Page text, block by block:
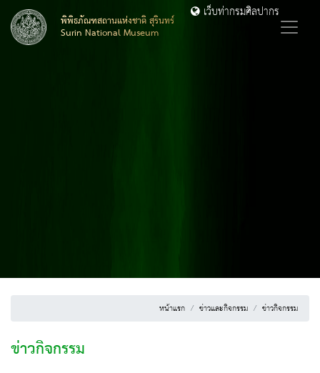
พิพิธภัณฑสถานแห่งชาติ สุรินทร์
Surin National Museum
เว็บท่ากรมศิลปากร
หน้าแรก ข่าวและกิจกรรม ข่าวกิจกรรม
ข่าวกิจกรรม